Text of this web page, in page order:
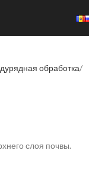
обработка
слоя почвы.